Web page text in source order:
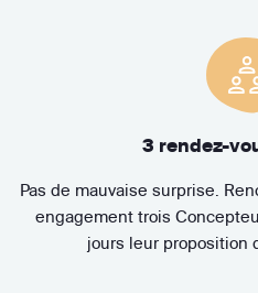
3 rendez-
Pas de mauvaise surprise.
engagement trois
jours leur proposition